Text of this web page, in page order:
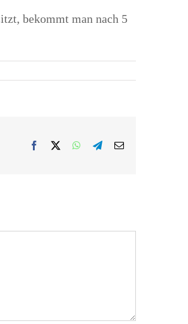
bekommt man nach 5
Facebook WhatsApp
Telegram
E-